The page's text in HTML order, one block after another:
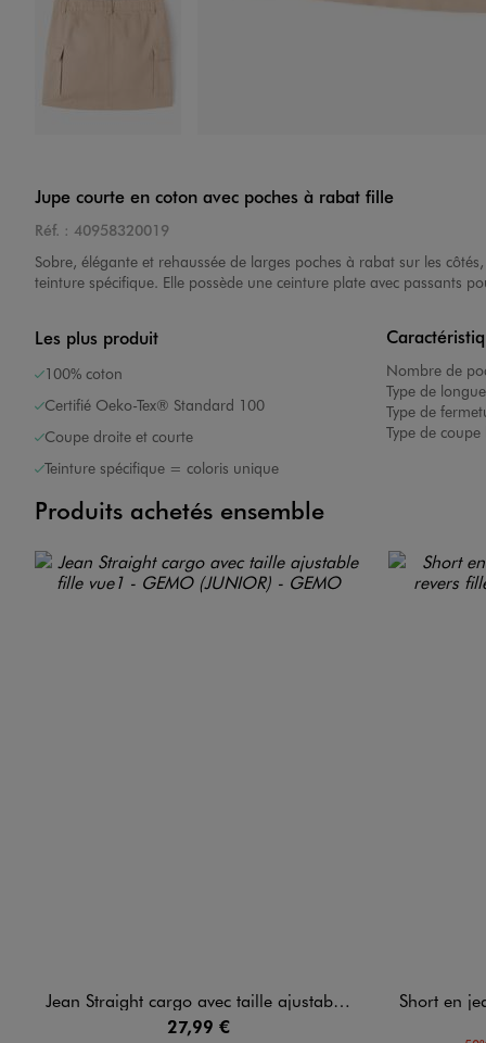
Jupe courte en coton avec poches à rabat fille
Réf. : 40958320019
Sobre, élégante et rehaussée de larges poches à rabat sur les
teinture spécifique. Elle possède une ceinture plate avec passants
Les plus produit
100% coton
Certifié Oeko-Tex® Standard 100
Coupe droite et courte
Teinture spécifique = coloris unique
Nombre de
Type de
Type de
Type de coupe
Produits achetés ensemble
Jean Straight cargo avec taille ajustable fille
27,99 €
Short en jean